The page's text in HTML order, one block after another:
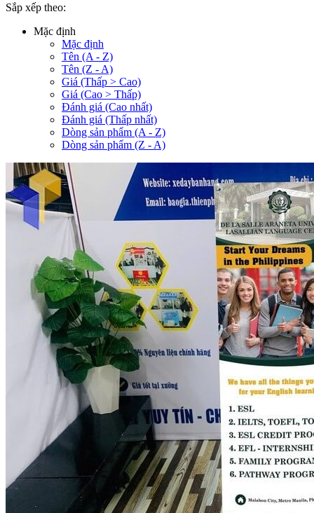
Sắp xếp theo:
Mặc định
Mặc định
Tên (A - Z)
Tên (Z - A)
Giá (Thấp > Cao)
Giá (Cao > Thấp)
Đánh giá (Cao nhất)
Đánh giá (Thấp nhất)
Dòng sản phẩm (A - Z)
Dòng sản phẩm (Z - A)